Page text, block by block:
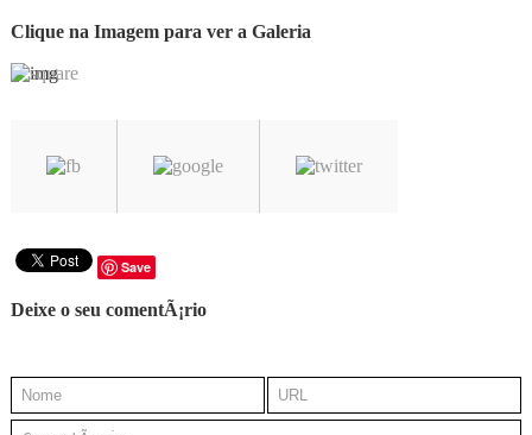
Clique na Imagem para ver a Galeria
Save
Deixe o seu comentÃ¡rio